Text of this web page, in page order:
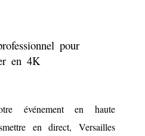
pour
en 4K
événement en haute
en direct, Versailles